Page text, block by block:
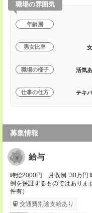
職場の雰囲気
年齢層
男女比率
職場の様子 活気
仕事の仕方 テキ
募集情報
給与
時給2000円 月収例 30万円
例を保証するものではあり
件有）
交通費別途支給あり